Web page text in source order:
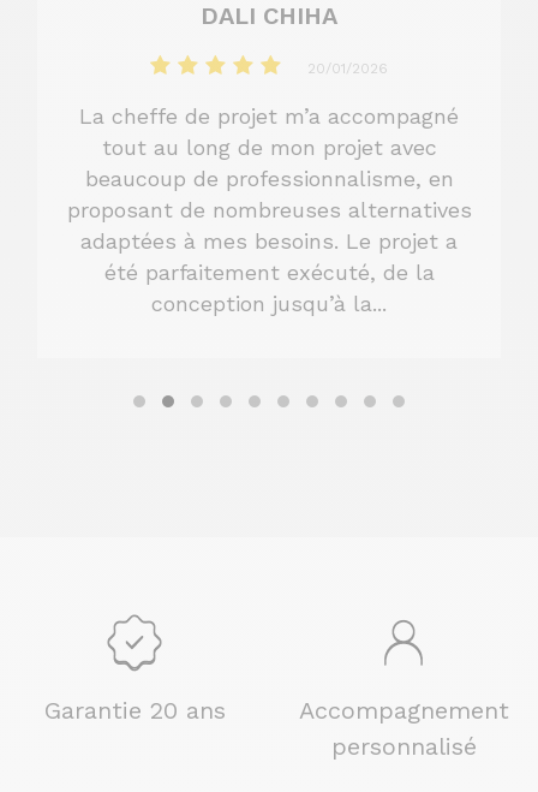
DALI CHIHA
20/01/2026
La cheffe de projet m’a accompagné
tout au long de mon projet avec
beaucoup de professionnalisme, en
proposant de nombreuses alternatives
adaptées à mes besoins. Le projet a
été parfaitement exécuté, de la
conception jusqu’à la...
Garantie 20 ans
Accompagnement
personnalisé